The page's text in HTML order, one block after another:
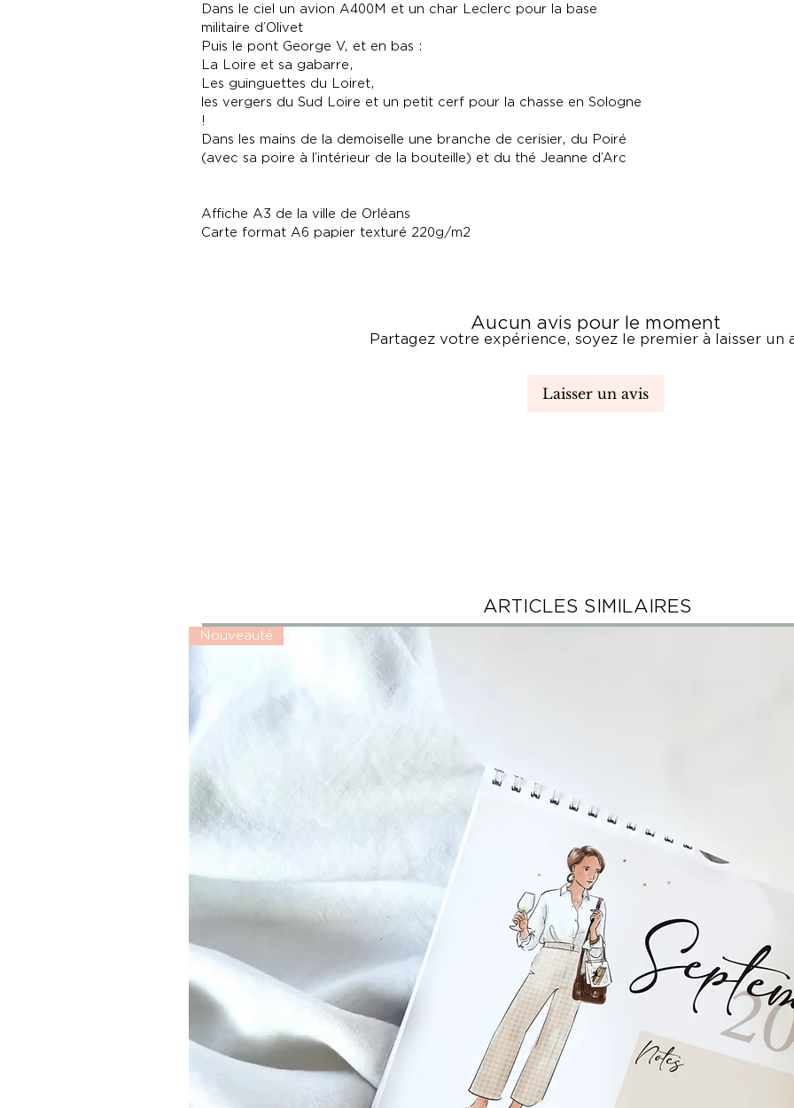
Dans le ciel un avion A400M et un char Leclerc pour la base
militaire d’Olivet
Puis le pont George V, et en bas :
La Loire et sa gabarre,
Les guinguettes du Loiret,
les vergers du Sud Loire et un petit cerf pour la chasse en Sologne
!
Dans les mains de la demoiselle une branche de cerisier, du Poiré
(avec sa poire à l’intérieur de la bouteille) et du thé Jeanne d’Arc
Affiche A3 de la ville de Orléans
Carte format A6 papier texturé 220g/m2
Aucun avis pour le moment
Partagez votre expérience, soyez le premier à laisser un
Laisser un avis
Nouveauté
ARTICLES SIMILAIRES